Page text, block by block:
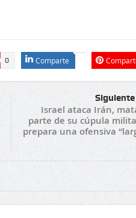
0 Comparte
Siguiente
Israel ataca Irán,
parte de su cúpula
prepara una ofensiva